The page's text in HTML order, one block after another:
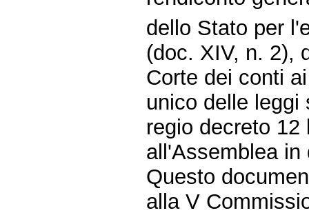
dello Stato per
(doc. XIV, n. 2),
Corte dei conti
unico delle
regio decreto
all'Assemblea in
Questo
alla V